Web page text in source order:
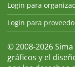
Login para
Login para
© 2008-2026
gráficos y el